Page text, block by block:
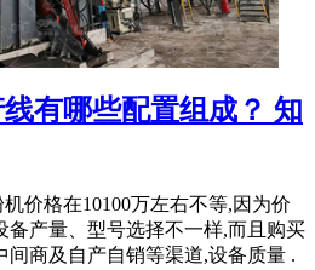
有哪些配置组成？ 知
价格在10100万左右不等,因为价
备产量、型号选择不一样,而且购买
间商及自产自销等渠道,设备质量 .